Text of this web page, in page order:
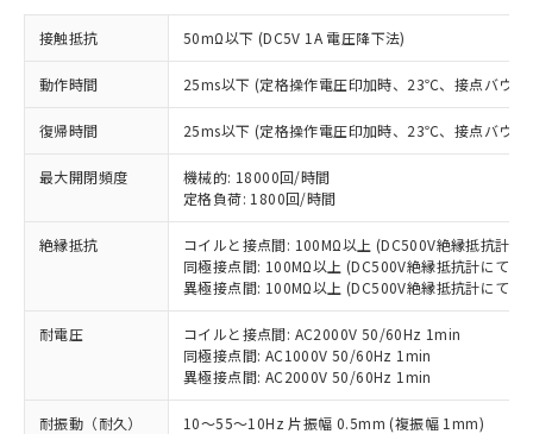
接触抵抗 50mΩ以下 (DC5V 1A 電圧降下法)
動作時間 25ms以下 (定格操作電圧印加時、23℃、接点バウン
復帰時間 25ms以下 (定格操作電圧印加時、23℃、接点バウン
最大開閉頻度
機械的: 18000回/時間
定格負荷: 1800回/時間
絶縁抵抗
コイルと接点間: 100MΩ以上 (DC500V絶縁抵抗計に
同極接点間: 100MΩ以上 (DC500V絶縁抵抗計にて)
異極接点間: 100MΩ以上 (DC500V絶縁抵抗計にて)
耐電圧
コイルと接点間: AC2000V 50/60Hz 1min
同極接点間: AC1000V 50/60Hz 1min
異極接点間: AC2000V 50/60Hz 1min
耐振動（耐久） 10～55～10Hz 片振幅 0.5mm (複振幅 1mm)
ご利用条件
以下の条件をお読みいただき、同意のうえ
ご利用ください。
本サービスは、当社制御機器事業取扱
商品の当社在庫状況および標準価格
(税抜)を提供させていただくもので
当社制御機器事業取扱商品の中には、
本サービスの対象外となる商品もある
ことをご了承ください。
在庫状況および標準価格照会結果は、
記載している更新日時点での社内デー
タに基づき作成されるものであり、閲
覧された時点での実際の在庫および標
有に対応した製品に切り替える予定のある
商品です。
対応予定なし：EU RoHS指令（10物質）の
非含有に非対応の商品で、対応品を出す予
定はありません。
調査・確認中：EU RoHS指令（10物質）の
非含有の対応状況を調査中または確認中の
非該当品：ライセンス料など無形物で、有
害物質有無と関係のない商品です。
仕入先様の事情により、非含有部品として
いたものが、含有品と判明した場合などや
むを得ず変更することがあります。
*EU RoHS指令（10物質）：
鉛(Pb) 1000ppm以下、 水銀(Hg) 1000ppm以下、 カド
ミウム(Cd) 100ppm以下、
六価クロム(Cr(Ⅵ)) 1000ppm以下、ポリ臭化ビフェニル
※1 中国RoHS○×表
「○」：最大均質材料含有率が中国RoHSの
基準値以下であることを示します。
「×」：最大均質材料含有率が中国RoHSの
基準値を超えていることを示します。
「－」：未確認です。当社販売部門へお問
い合わせください。
ム) : 100ppm、
当社は、これら貴社製品のうち、外国
為替および外国貿易法に定める商品
（以下｢規制貨物等」という）を輸出
または国外への提供する場合は、日本
国政府の輸出許可(または役務取引許
可)を取得するなどの必要な手続きを
説明